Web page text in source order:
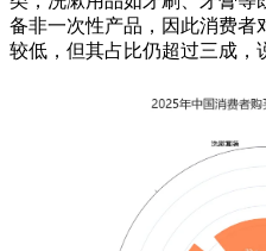
备非一次性产品，因此消费者
较低，但其占比仍超过三成，